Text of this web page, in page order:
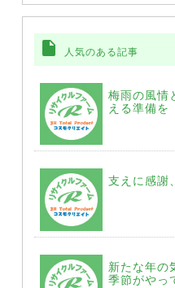
insert_drive_file 人気のある記事
梅雨の風情
える準備を
支えに感謝
新たな年の
季節がやっ